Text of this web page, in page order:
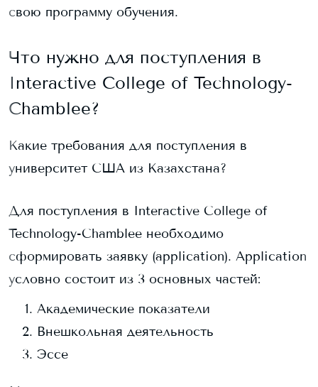
свою программу обучения.
Что нужно для поступления в
Interactive College of Technology-
Chamblee?
Какие требования для поступления в
университет США из Казахстана?
Для поступления в Interactive College of
Technology-Chamblee необходимо
сформировать заявку (application). Application
условно состоит из 3 основных частей:
Академические показатели
Внешкольная деятельность
Эссе